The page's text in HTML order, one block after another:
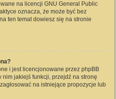
na licencji GNU General Public
oznacza, że może być bez
ten temat dowiesz się na stronie
i jest licencjonowane przez phpBB
nim jakiejś funkcji, przejdź na stronę
na istniejące propozycje lub